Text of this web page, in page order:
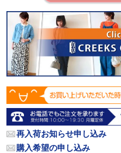
再入荷お知らせ申し込み
購入希望の申し込み